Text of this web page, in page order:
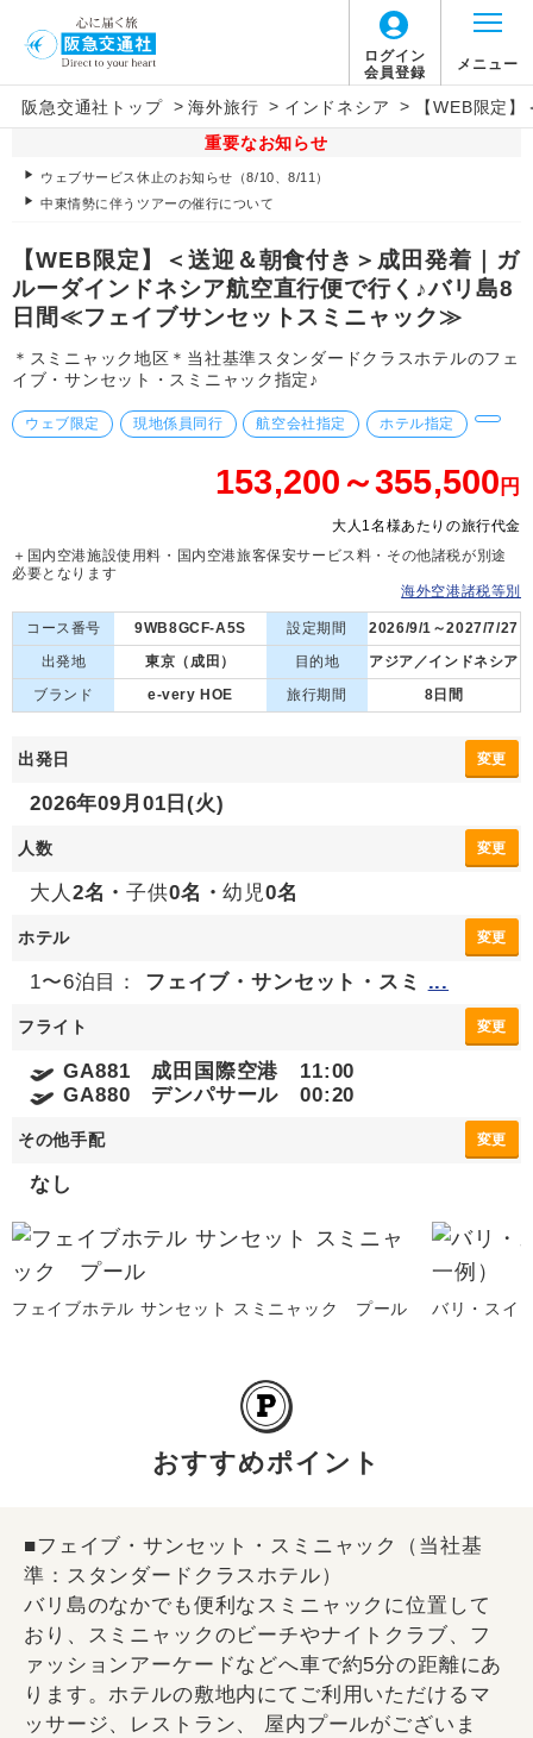
ログイン
会員登録
メニュー
阪急交通社トップ > 海外旅行 > インドネシア >
【WEB限定
重要なお知らせ
ウェブサービス休止のお知らせ（8/10、8/11）
中東情勢に伴うツアーの催行について
【WEB限定】＜送迎＆朝食付き＞成田発着｜ガ
ルーダインドネシア航空直行便で行く♪バリ島8
日間≪フェイブサンセットスミニャック≫
＊スミニャック地区＊当社基準スタンダードクラスホテルのフェ
イブ・サンセット・スミニャック指定♪
ウェブ限定 現地係員同行 航空会社指定 ホテル指定
153,200～355,500 円
大人1名様あたりの旅行代金
＋国内空港施設使用料・国内空港旅客保安サービス料・その他諸税が別途
必要となります
海外空港諸税等別
コース番号 9WB8GCF-A5S 設定期間
2026/9/1～2027/7/27
出発地
東京（成田） 目的地
アジア／インドネシア
ブランド
e-very HOE 旅行期間 8日間
出発日 変更
2026年09月01日(火)
人数 変更
大人 2名・子供0名・幼児0名
ホテル 変更
1〜6泊目： フェイブ・サンセット・スミ ...
フライト 変更
GA881 成田国際空港 11:00
GA880 デンパサール 00:20
その他手配 変更
なし
フェイブホテル サンセット スミニャック プール バリ・スイ
おすすめポイント
■フェイブ・サンセット・スミニャック（当社基
準：スタンダードクラスホテル）
バリ島のなかでも便利なスミニャックに位置して
おり、スミニャックのビーチやナイトクラブ、フ
ァッションアーケードなどへ車で約5分の距離にあ
ります。ホテルの敷地内にてご利用いただけるマ
ッサージ、レストラン、 屋内プールがございま